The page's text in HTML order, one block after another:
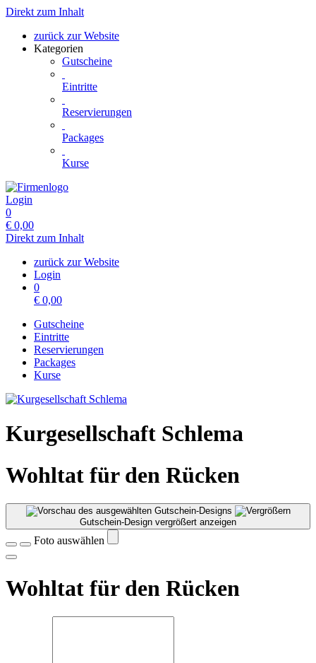
Direkt zum Inhalt
zurück zur Website
Kategorien
Gutscheine
Eintritte
Reservierungen
Packages
Kurse
Login
0
€ 0,00
Direkt zum Inhalt
zurück zur Website
Login
0
€ 0,00
Gutscheine
Eintritte
Reservierungen
Packages
Kurse
Kurgesellschaft Schlema
Wohltat für den Rücken
Gutschein-Design vergrößert anzeigen
Foto auswählen
Wohltat für den Rücken